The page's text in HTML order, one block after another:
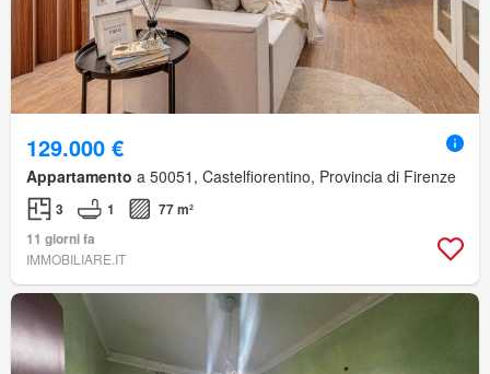
129.000 €
Appartamento a 50051, Castelfiorentino, Provincia di Firenze
3 1
77 m²
11 giorni fa
IMMOBILIARE.IT